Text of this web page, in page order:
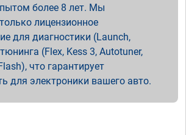
более 8 лет. Мы
лицензионное
для диагностики (Launch,
(Flex, Kess 3, Autotuner,
что гарантирует
для электроники вашего авто.